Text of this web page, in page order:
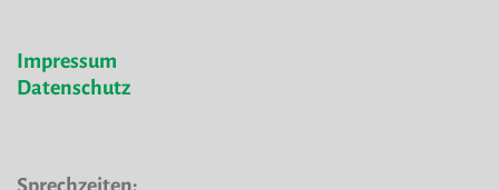
Impressum
Datenschutz
Sprechzeiten: